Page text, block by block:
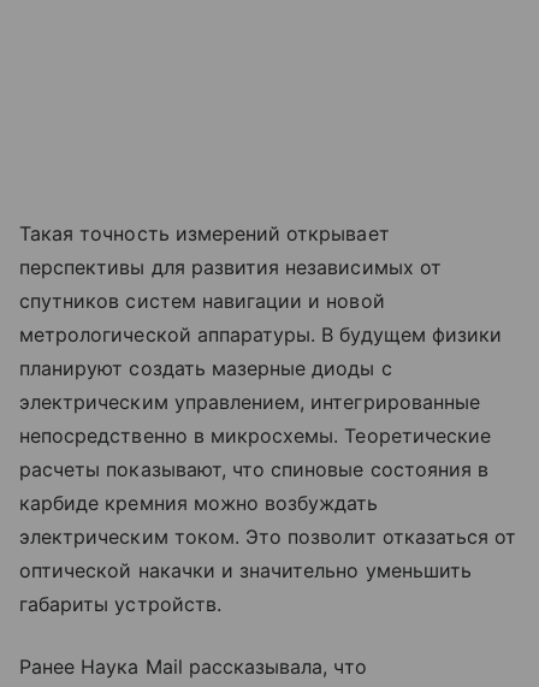
Такая точность измерений открывает
перспективы для развития независимых от
спутников систем навигации и новой
метрологической аппаратуры. В будущем физики
планируют создать мазерные диоды с
электрическим управлением, интегрированные
непосредственно в микросхемы. Теоретические
расчеты показывают, что спиновые состояния в
карбиде кремния можно возбуждать
электрическим током. Это позволит отказаться от
оптической накачки и значительно уменьшить
габариты устройств.
Ранее Наука Mail рассказывала, что